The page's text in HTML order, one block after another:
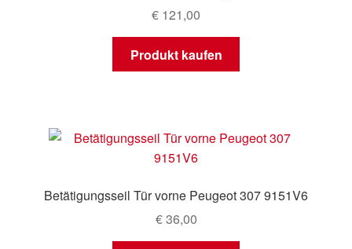
€ 121,00
Produkt kaufen
Betätigungsseil Tür vorne Peugeot 307 9151V6
€36,00